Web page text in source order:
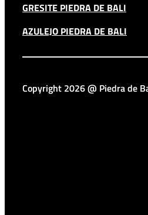
GRESITE PIEDRA DE BALI
AZULEJO PIEDRA DE BALI
Copyright 2026 @ Piedra de